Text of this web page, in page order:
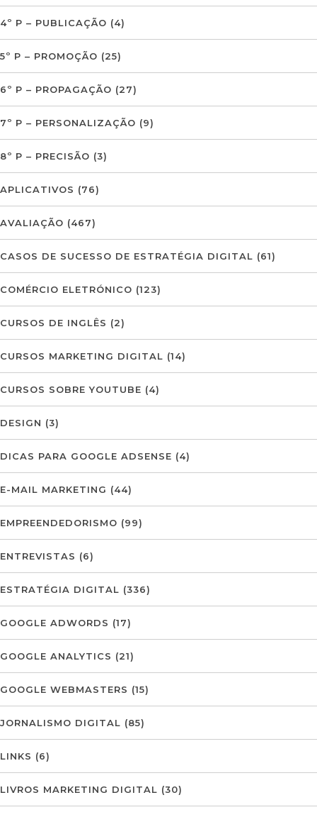
4º P – PUBLICAÇÃO (4)
5º P – PROMOÇÃO (25)
6º P – PROPAGAÇÃO (27)
7º P – PERSONALIZAÇÃO (9)
8º P – PRECISÃO (3)
APLICATIVOS (76)
AVALIAÇÃO (467)
CASOS DE SUCESSO DE ESTRATÉGIA DIGITAL (61)
COMÉRCIO ELETRÓNICO (123)
CURSOS DE INGLÊS (2)
CURSOS MARKETING DIGITAL (14)
CURSOS SOBRE YOUTUBE (4)
DESIGN (3)
DICAS PARA GOOGLE ADSENSE (4)
E-MAIL MARKETING (44)
EMPREENDEDORISMO (99)
ENTREVISTAS (6)
ESTRATÉGIA DIGITAL (336)
GOOGLE ADWORDS (17)
GOOGLE ANALYTICS (21)
GOOGLE WEBMASTERS (15)
JORNALISMO DIGITAL (85)
LINKS (6)
LIVROS MARKETING DIGITAL (30)